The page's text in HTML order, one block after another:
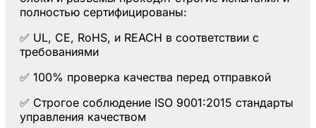
полностью сертифицированы:
✅ UL, CE, RoHS, и REACH в соответствии с
требованиями
✅ 100% проверка качества перед отправкой
✅ Строгое соблюдение ISO 9001:2015 стандарты
управления качеством